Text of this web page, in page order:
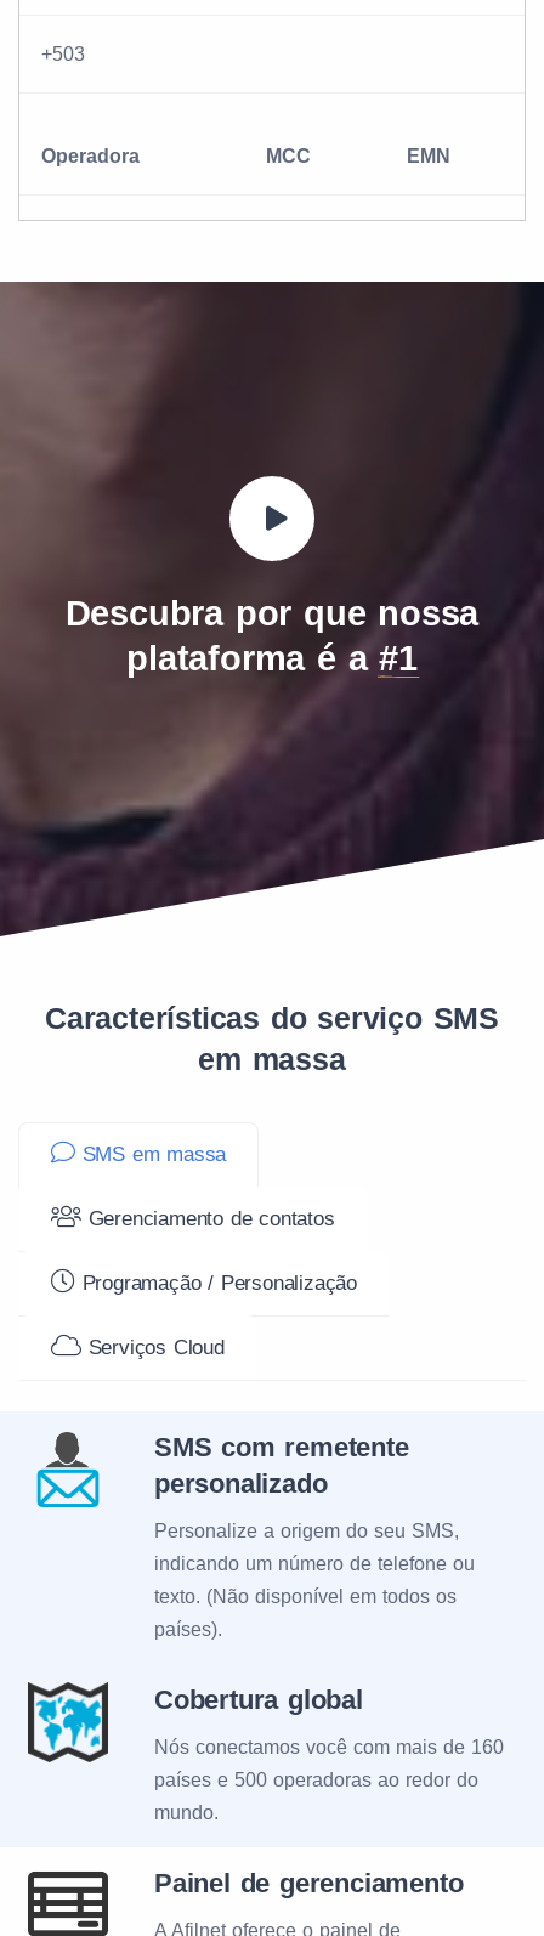
+503
Operadora MCC EMN
Descubra por que nossa
plataforma é a#1
Características do serviço SMS
em massa
SMS em massa
Gerenciamento de contatos
Programação / Personalização
Serviços Cloud
SMS com remetente
personalizado
Personalize a origem do seu SMS,
indicando um número de telefone ou
texto. (Não disponível em todos os
países).
Cobertura global
Nós conectamos você com mais de 160
países e 500 operadoras ao redor do
mundo.
Painel de gerenciamento
A Afilnet oferece o painel de